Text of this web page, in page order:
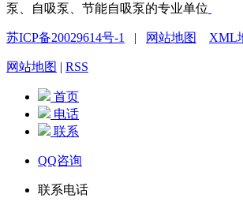
泵、自吸泵、节能自吸泵的专业单位
苏ICP备20029614号-1 | 网站地图 XML
网站地图 | RSS
首页
电话
联系
QQ咨询
联系电话